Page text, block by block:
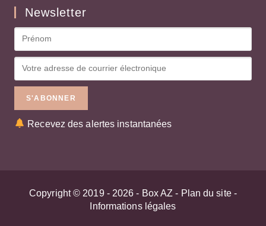
Newsletter
Recevez des alertes instantanées
Copyright © 2019 - 2026 - Box AZ - Plan du site-
Informations légales